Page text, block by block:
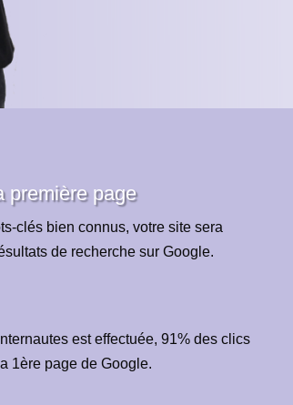
première page
clés bien connus, votre site sera
de recherche sur Google.
est effectuée, 91% des clics
1ère page de Google.